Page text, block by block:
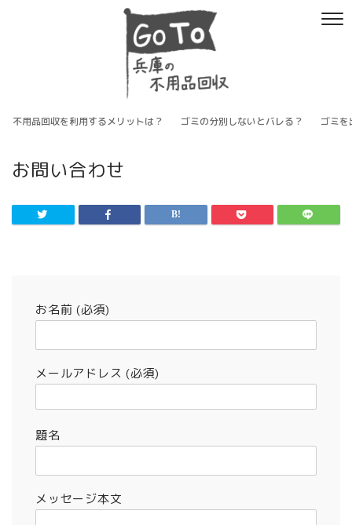
不用品回収を利用するメリットは？ ゴミの分別しないとバレる？ ゴミ
お問い合わせ
お名前 (必須)
メールアドレス (必須)
題名
メッセージ本文